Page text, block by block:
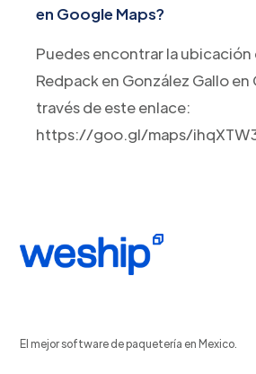
en Google Maps?
Puedes encontrar la ubicación
Redpack en González Gallo en
través de este enlace:
https://goo.gl/maps/
El mejor software de paquetería en Mexico.